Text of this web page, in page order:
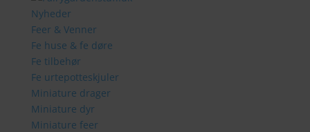
Nyheder
Feer & Venner
Fe huse & fe døre
Fe tilbehør
Fe urtepotteskjuler
Miniature drager
Miniature dyr
Miniature feer